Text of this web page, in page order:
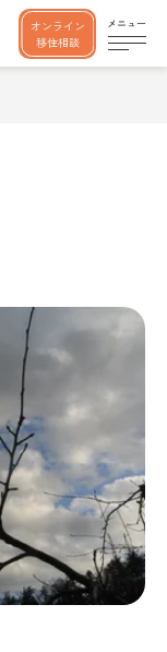
オンライン
移住相談